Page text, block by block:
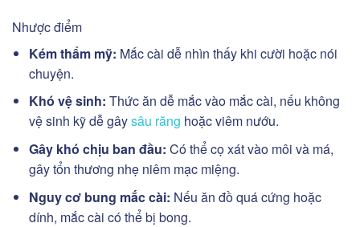
Nhược điểm
Kém thẩm mỹ: Mắc cài dễ nhìn thấy khi cười hoặc nói
chuyện.
Khó vệ sinh: Thức ăn dễ mắc vào mắc cài, nếu không
vệ sinh kỹ dễ gâysâu răng hoặc viêm nướu.
Gây khó chịu ban đầu: Có thể cọ xát vào môi và má,
gây tổn thương nhẹ niêm mạc miệng.
Nguy cơ bung mắc cài: Nếu ăn đồ quá cứng hoặc
dính, mắc cài có thể bị bong.